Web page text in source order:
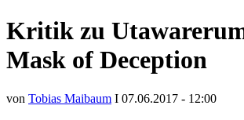
Kritik zu
Mask of Deception
von Tobias Maibaum I 07.06.2017 - 12:00